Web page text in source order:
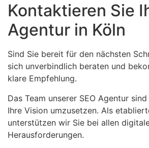
Kontaktieren Sie
Agentur in Köln
Sind Sie bereit für den nächsten
sich unverbindlich beraten und
klare Empfehlung.
Das Team unserer SEO Agentur
Ihre Vision umzusetzen. Als
unterstützen wir Sie bei allen
Herausforderungen.